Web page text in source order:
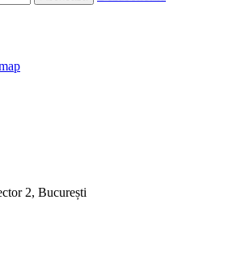
2, București